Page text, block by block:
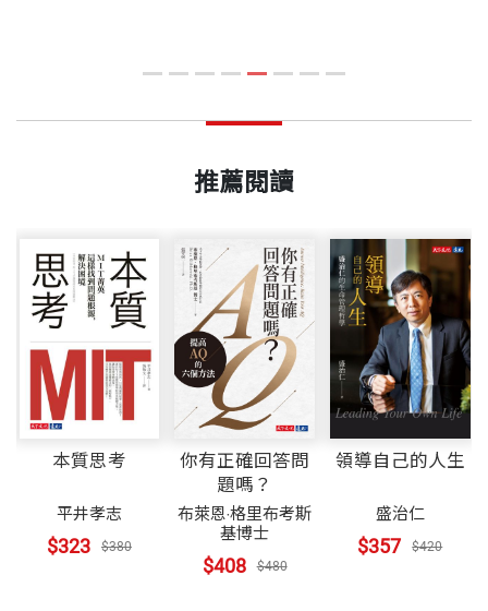
推薦閱讀
本質思考
平井孝志
$323 $380
你有正確回答問
題嗎？
布萊恩‧格里布考斯
基博士
$408 $480
領導自己的人生
盛治仁
$357 $420